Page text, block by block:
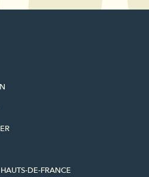
DE-FRANCE